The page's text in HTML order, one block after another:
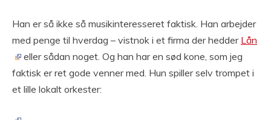
Han er så ikke så musikinteresseret faktisk. Han arbejder
med penge til hverdag – vistnok i et firma der hedder Lån
eller sådan noget. Og han har en sød kone, som jeg
faktisk er ret gode venner med. Hun spiller selv trompet i
et lille lokalt orkester: